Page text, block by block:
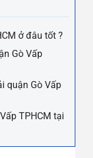
ở đâu tốt ?
Gò Vấp
quận Gò Vấp
TPHCM tại